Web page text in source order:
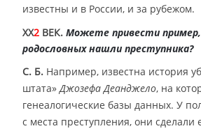
известны и в России, и за рубежом.
XX2 ВЕК. Можете привести
родословных нашли преступника?
С. Б. Например, известна история
штата»Джозефа Деанджело, на
генеалогические базы данных. У
с места преступления, они сделали